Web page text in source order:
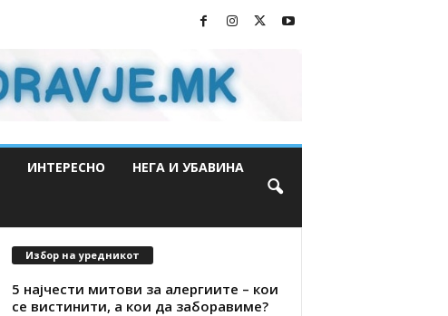
ИНТЕРЕСНО НЕГА И УБАВИНА
Избор на уредникот
5 најчести митови за алергиите – кои
се вистинити, а кои да заборавиме?